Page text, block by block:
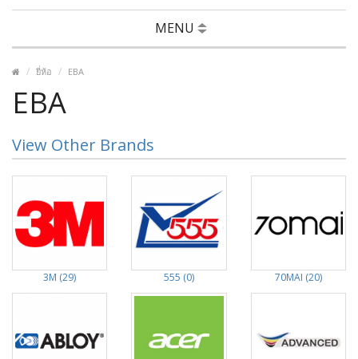
MENU
ยี่ห้อ EBA
EBA
View Other Brands
3M (29) 555 (0) 70MAI (20)